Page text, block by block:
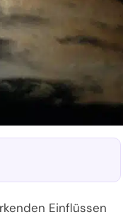
Einflüssen